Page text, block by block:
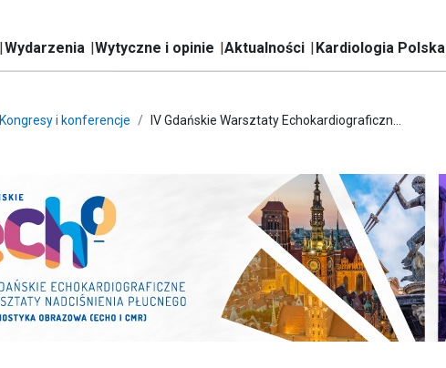
Wydarzenia Wytyczne i opinie Aktualności Kardiologia Polska
Kongresy i konferencje IV Gdańskie Warsztaty Echokardiograficzn...